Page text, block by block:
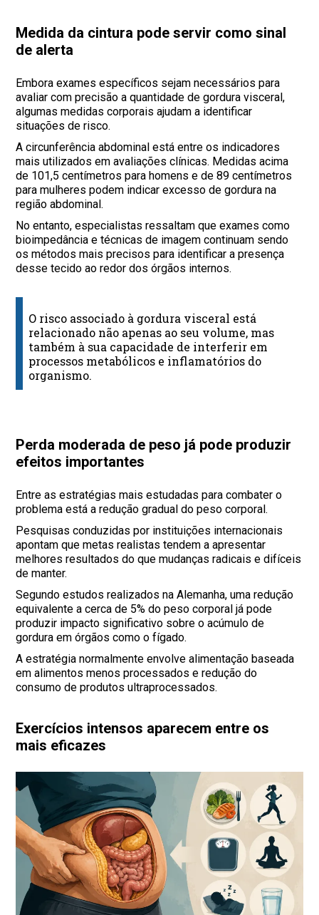
Medida da cintura pode servir como sinal
de alerta
Embora exames específicos sejam necessários para
avaliar com precisão a quantidade de gordura visceral,
algumas medidas corporais ajudam a identificar
situações de risco.
A circunferência abdominal está entre os indicadores
mais utilizados em avaliações clínicas. Medidas acima
de 101,5 centímetros para homens e de 89 centímetros
para mulheres podem indicar excesso de gordura na
região abdominal.
No entanto, especialistas ressaltam que exames como
bioimpedância e técnicas de imagem continuam sendo
os métodos mais precisos para identificar a presença
desse tecido ao redor dos órgãos internos.
O risco associado à gordura visceral está
relacionado não apenas ao seu volume, mas
também à sua capacidade de interferir em
processos metabólicos e inflamatórios do
organismo.
Perda moderada de peso já pode produzir
efeitos importantes
Entre as estratégias mais estudadas para combater o
problema está a redução gradual do peso corporal.
Pesquisas conduzidas por instituições internacionais
apontam que metas realistas tendem a apresentar
melhores resultados do que mudanças radicais e difíceis
de manter.
Segundo estudos realizados na Alemanha, uma redução
equivalente a cerca de 5% do peso corporal já pode
produzir impacto significativo sobre o acúmulo de
gordura em órgãos como o fígado.
A estratégia normalmente envolve alimentação baseada
em alimentos menos processados e redução do
consumo de produtos ultraprocessados.
Exercícios intensos aparecem entre os
mais eficazes